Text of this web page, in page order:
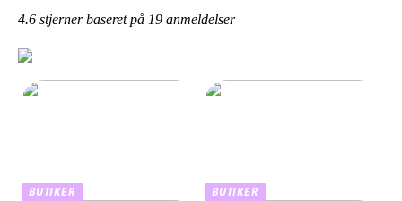
4.6 stjerner baseret på 19 anmeldelser
BUTIKER
BUTIKER